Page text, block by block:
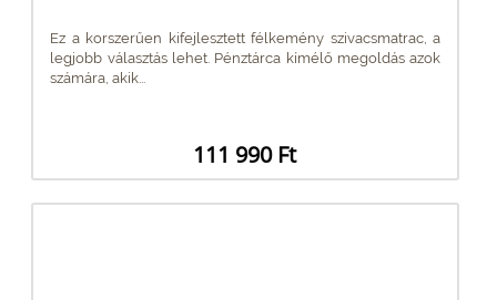
Ez a korszerűen kifejlesztett félkemény szivacsmatrac, a
legjobb választás lehet. Pénztárca kímélő megoldás azok
számára, akik...
111 990 Ft